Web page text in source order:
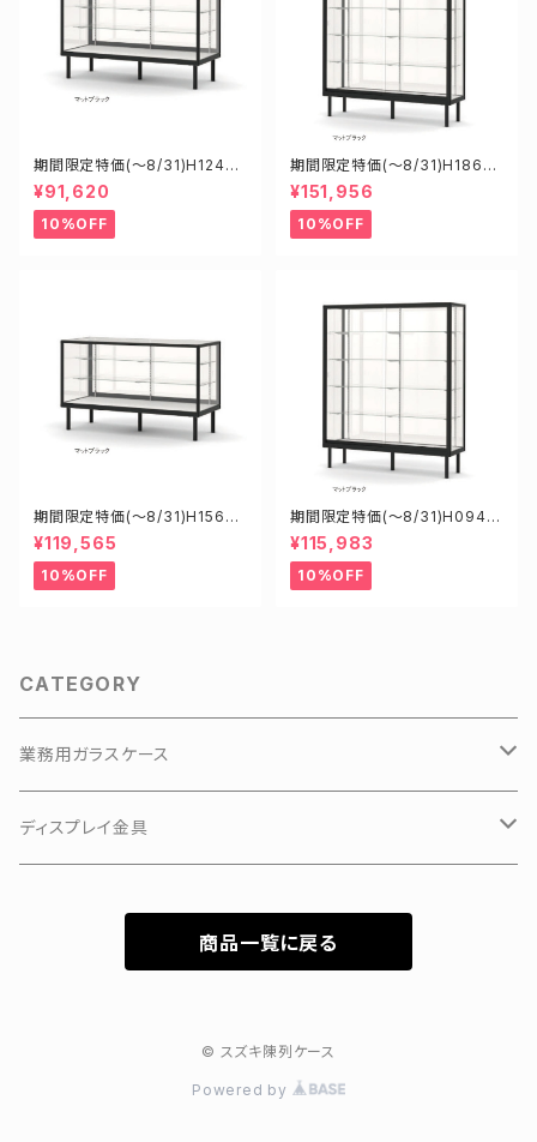
期間限定特価(～8/31)H12450
B W1200D450H900mm 新
型業務用ガラスケース ショーケ
ース
¥91,620
10%OFF
期間限定特価(～8/31)H18602
B W1800D600H1200mm 新
型業務用ガラスケース ショーケ
ース
¥151,956
10%OFF
期間限定特価(～8/31)H15600
B W1500D600H900mm 新
型業務用ガラスケース ショーケ
ース
¥119,565
10%OFF
期間限定特価(～8/31)H0945
8B W900D450H1800mm 新
型業務用ガラスケース ショーケ
ース
¥115,983
10%OFF
CATEGORY
業務用ガラスケース
KKKアルミアップケース
カラーフレーム3Hガラスショーケース
ディスプレイ金具
商品一覧に戻る
© スズキ陳列ケース
Powered by